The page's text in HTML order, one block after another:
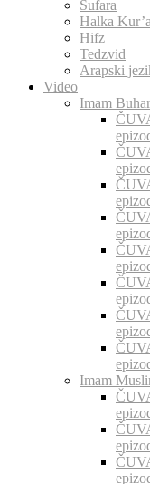
Sufara
Halka
Hifz
Tedzvid
Arapski
Video
Imam
Imam